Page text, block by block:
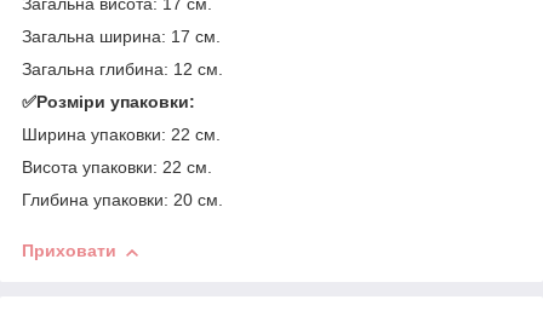
Загальна висота: 17 см.
Загальна ширина: 17 см.
Загальна глибина: 12 см.
✅Розміри упаковки:
Ширина упаковки: 22 см.
Висота упаковки: 22 см.
Глибина упаковки: 20 см.
Приховати